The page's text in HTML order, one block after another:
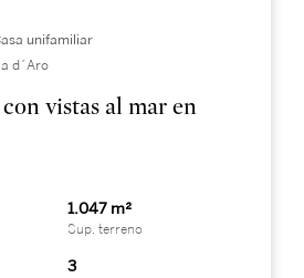
unifamiliar
d´Aro
vistas al mar en
1.047 m²
Sup. terreno
3